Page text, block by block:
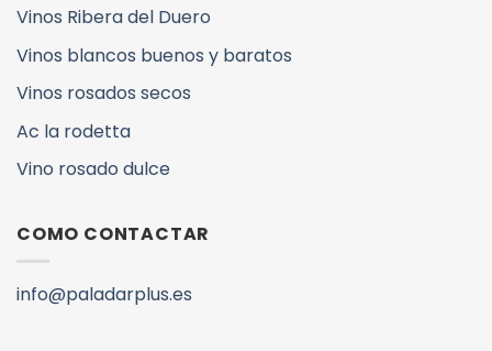
Vinos Ribera del Duero
Vinos blancos buenos y baratos
Vinos rosados secos
Ac la rodetta
Vino rosado dulce
COMO CONTACTAR
info@paladarplus.es